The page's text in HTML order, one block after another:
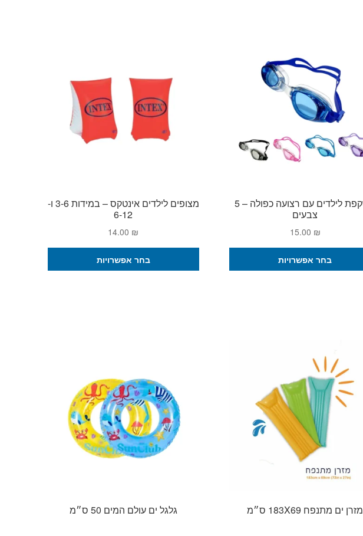
משקפת לילדים עם רצועה כפולה – 5
צבעים
15.00 ₪
בחר אפשרויות
מצופים לילדים אינטקס – במידות 3-6 ו-
6-12
14.00 ₪
בחר אפשרויות
מזרן ים מתנפח 183X69 ס״מ גלגל ים עולם המים 50 ס״מ